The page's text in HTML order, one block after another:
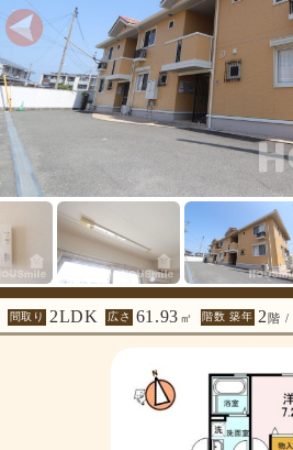
間取り 2LDK 広さ 61.93 ㎡ 階数 築年 2 階 /